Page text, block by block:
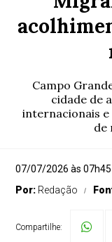
Campo
cidade de
internacionais e
de
07/07/2026 às 07h45
Por: Redação
Compartilhe: